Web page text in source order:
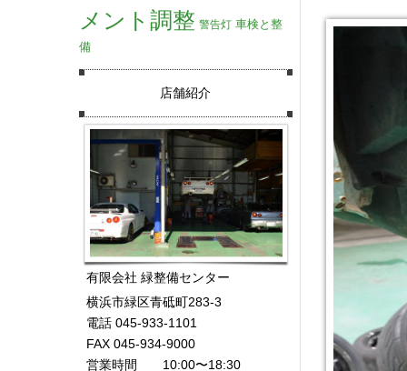
メント調整 警告灯 車検と整
備
店舗紹介
有限会社 緑整備センター
横浜市緑区青砥町283-3
電話 045-933-1101
FAX 045-934-9000
営業時間 10:00〜18:30